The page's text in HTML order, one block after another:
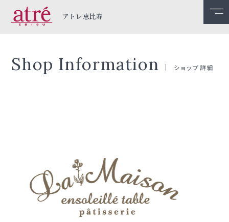
アトレ恵比寿
Shop Information ショップ詳細